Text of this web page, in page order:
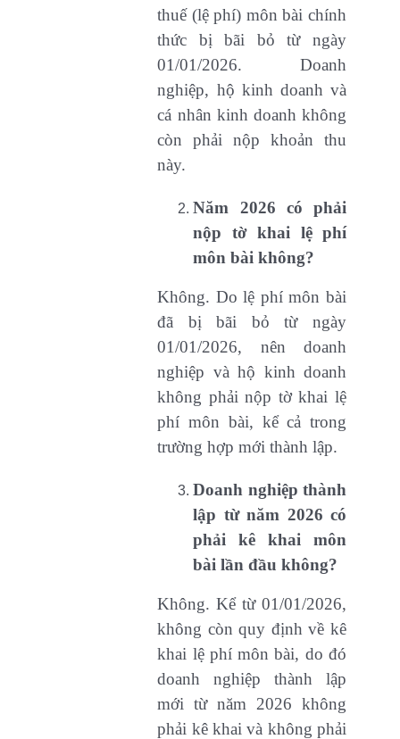
thuế (lệ phí) môn bài chính
thức bị bãi bỏ từ ngày
01/01/2026. Doanh
nghiệp, hộ kinh doanh và
cá nhân kinh doanh không
còn phải nộp khoản thu
này.
Năm 2026 có phải
nộp tờ khai lệ phí
môn bài không?
Không. Do lệ phí môn bài
đã bị bãi bỏ từ ngày
01/01/2026, nên doanh
nghiệp và hộ kinh doanh
không phải nộp tờ khai lệ
phí môn bài, kể cả trong
trường hợp mới thành lập.
Doanh nghiệp thành
lập từ năm 2026 có
phải kê khai môn
bài lần đầu không?
Không. Kể từ 01/01/2026,
không còn quy định về kê
khai lệ phí môn bài, do đó
doanh nghiệp thành lập
mới từ năm 2026 không
phải kê khai và không phải